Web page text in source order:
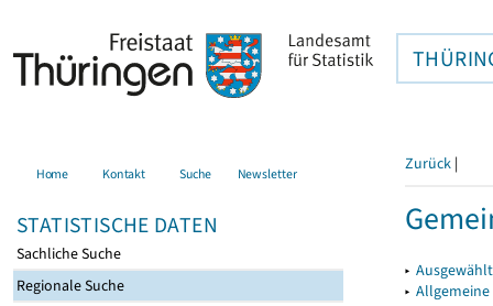
Home Kontakt Suche Newsletter
STATISTISCHE DATEN
Sachliche Suche
Regionale Suche
Zurück |
▸
▸